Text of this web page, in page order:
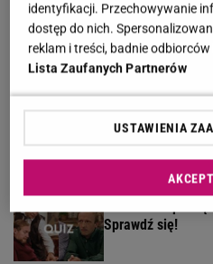
Quiz - te polskie
wszyscy.
Te piosenki
Znasz ich teksty?
Sprawdź się!
identyfikacji. Przechowywanie
dostęp do nich.
reklam i treści, badnie odbiorców
Lista Zaufanych Partnerów
USTAWIENIA